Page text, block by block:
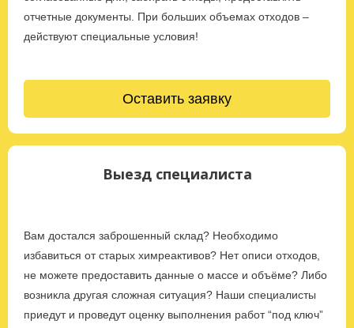
отчетные документы. При больших объемах отходов –
действуют специальные условия!
Оставить заявку
Выезд специалиста
Вам достался заброшенный склад? Необходимо
избавиться от старых химреактивов? Нет описи отходов,
не можете предоставить данные о массе и объёме? Либо
возникла другая сложная ситуация? Наши специалисты
приедут и проведут оценку выполнения работ “под ключ”